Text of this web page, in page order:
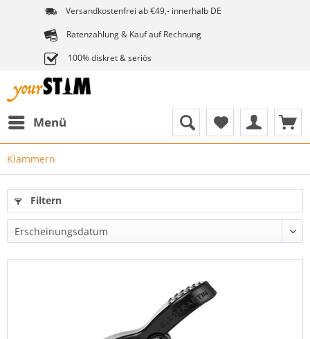
Versandkostenfrei ab €49,- innerhalb DE
Ratenzahlung & Kauf auf Rechnung
100% diskret & seriös
Menü
Klammern
Filtern